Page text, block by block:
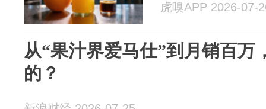
虎嗅APP 2026-07-
从“果汁界爱马仕”到月销百万
的？